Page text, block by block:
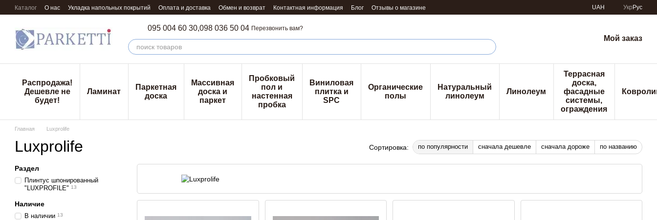
Перейти к основному контенту
Каталог О нас Укладка напольных покрытий Оплата и доставка Обмен и возврат Контактная информация Блог Отзывы о магазине UAH Укр Рус
095 004 60 30,098 036 50 04 Перезвонить вам?
Мой заказ
Распродажа!
Дешевле не
будет!
Ламинат
Паркетная
доска
Массивная
доска и
паркет
Пробковый
пол и
настенная
пробка
Виниловая
плитка и
SPC
Органические
полы
Натуральный
линолеум
Линолеум
Террасная
доска,
фасадные
системы,
ограждения
Главная Luxprolife
Luxprolife Сортировка: по популярности сначала дешевле сначала дороже по названию
Раздел
Плинтус шпонированный
"LUXPROFILE" 13
Наличие
В наличии 13